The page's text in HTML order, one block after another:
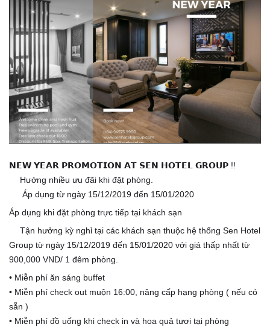
𝗡𝗘𝗪 𝗬𝗘𝗔𝗥 𝗣𝗥𝗢𝗠𝗢𝗧𝗜𝗢𝗡 𝗔𝗧 𝗦𝗘𝗡 𝗛𝗢𝗧𝗘𝗟 𝗚𝗥𝗢𝗨𝗣 !!
Hưởng nhiều ưu đãi khi đặt phòng.
Áp dụng từ ngày 15/12/2019 đến 15/01/2020
Áp dụng khi đặt phòng trực tiếp tại khách sạn
Tận hưởng kỳ nghỉ tại các khách sạn thuộc hệ thống Sen Hotel
Group từ ngày 15/12/2019 đến 15/01/2020 với giá thấp nhất từ
900,000 VND/ 1 đêm phòng.
• Miễn phí ăn sáng buffet
• Miễn phí check out muộn 16:00, nâng cấp hạng phòng ( nếu có
sẵn )
• Miễn phí đồ uống khi check in và hoa quả tươi tại phòng